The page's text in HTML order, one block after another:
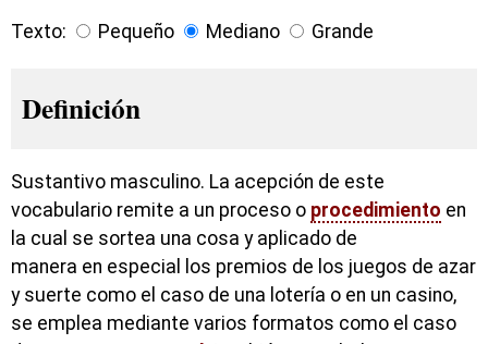
Texto: Pequeño Mediano Grande
Definición
Sustantivo masculino. La acepción de este
vocabulario remite a un proceso o procedimiento en
la cual se sortea una cosa y aplicado de
manera en especial los premios de los juegos de azar
y suerte como el caso de una lotería o en un casino,
se emplea mediante varios formatos como el caso